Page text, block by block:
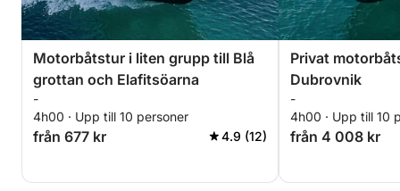
Motorbåtstur i liten grupp till Blå
grottan och Elafitsöarna
-
4h00 · Upp till 10 personer
från 677 kr 4.9 (12)
Privat
Dubrovnik
-
4h00 · Upp till 10
från 4 008 kr